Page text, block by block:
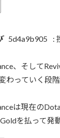
5d4a9b905 :
、そして
わっていく段
は現在の
を払って発